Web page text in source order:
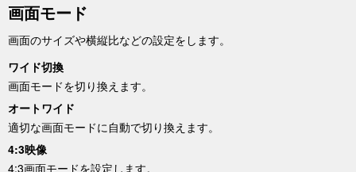
画面モード
画面のサイズや横縦比などの設定をします。
ワイド切換
画面モードを切り換えます。
オートワイド
適切な画面モードに自動で切り換えます。
4:3映像
4:3画面モードを設定します。